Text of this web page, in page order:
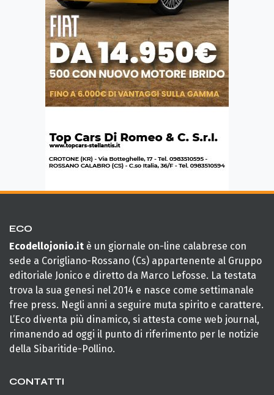
ECO
Ecodellojonio.it è un giornale on-line calabrese con
sede a Corigliano-Rossano (Cs) appartenente al Gruppo
editoriale Jonico e diretto da Marco Lefosse. La testata
trova la sua genesi nel 2014 e nasce come settimanale
free press. Negli anni a seguire muta spirito e carattere.
L’Eco diventa più dinamico, si attesta come web journal,
rimanendo ad oggi il punto di riferimento per le notizie
della Sibaritide-Pollino.
CONTATTI